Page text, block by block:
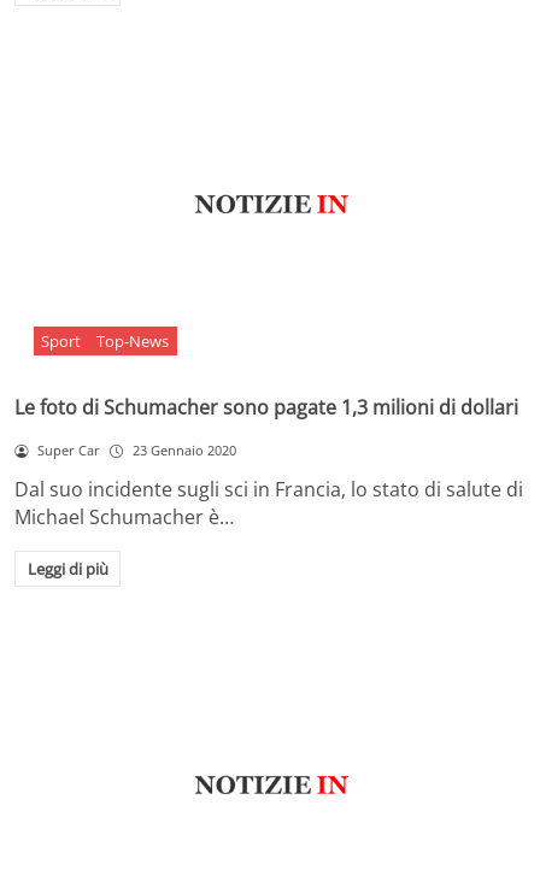
Sport Top-News
Le foto di Schumacher sono pagate 1,3 milioni di dollari
Super Car 23 Gennaio 2020
Dal suo incidente sugli sci in Francia, lo stato di salute di
Michael Schumacher è…
Leggi di più